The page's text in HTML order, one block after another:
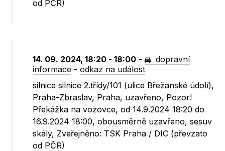
od PČR)
14. 09. 2024, 18:20 - 18:00 -
dopravní
informace -odkaz na událost
silnice silnice 2.třídy/101 (ulice Břežanské údolí),
Praha-Zbraslav, Praha, uzavřeno, Pozor!
Překážka na vozovce, od 14.9.2024 18:20 do
16.9.2024 18:00, obousměrně uzavřeno, sesuv
skály, Zveřejněno: TSK Praha / DIC (převzato
od PČR)